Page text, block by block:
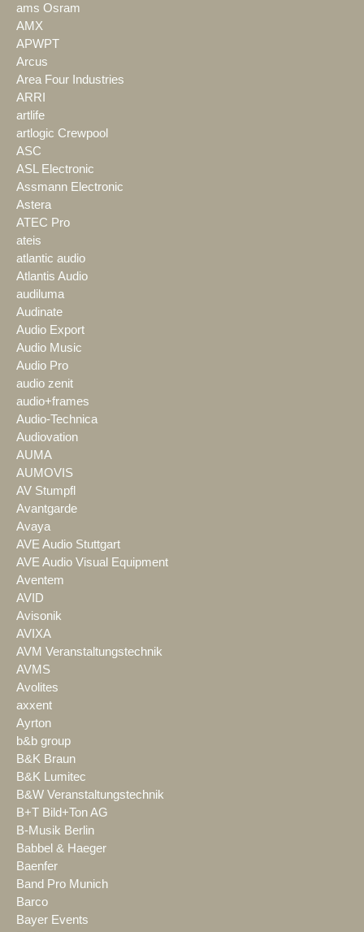
ams Osram
AMX
APWPT
Arcus
Area Four Industries
ARRI
artlife
artlogic Crewpool
ASC
ASL Electronic
Assmann Electronic
Astera
ATEC Pro
ateis
atlantic audio
Atlantis Audio
audiluma
Audinate
Audio Export
Audio Music
Audio Pro
audio zenit
audio+frames
Audio-Technica
Audiovation
AUMA
AUMOVIS
AV Stumpfl
Avantgarde
Avaya
AVE Audio Stuttgart
AVE Audio Visual Equipment
Aventem
AVID
Avisonik
AVIXA
AVM Veranstaltungstechnik
AVMS
Avolites
axxent
Ayrton
b&b group
B&K Braun
B&K Lumitec
B&W Veranstaltungstechnik
B+T Bild+Ton AG
B-Musik Berlin
Babbel & Haeger
Baenfer
Band Pro Munich
Barco
Bayer Events